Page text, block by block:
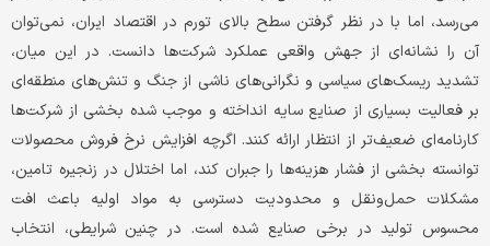
می‌رسد، اما با در نظر گرفتن سطح بالای تورم در اقتصاد ایران، نمی‌توان
آن را نشانه‌ای از جهش واقعی عملکرد شرکت‌ها دانست. در این میان،
تشدید ریسک‌های سیاسی و نگرانی‌های ناشی از جنگ و تنش‌های منطقه‌ای
بر فعالیت بسیاری از صنایع سایه انداخته و موجب شده بخشی از شرکت‌ها
کارنامه‌ای ضعیف‌تر از انتظار ارائه کنند. اگرچه افزایش نرخ فروش محصولات
توانسته بخشی از فشار هزینه‌ها را جبران کند، اما اختلال در زنجیره تامین،
مشکلات حمل‌ونقل و محدودیت دسترسی به مواد اولیه باعث افت
محسوس تولید در برخی صنایع شده است. در چنین شرایطی، انتخاب